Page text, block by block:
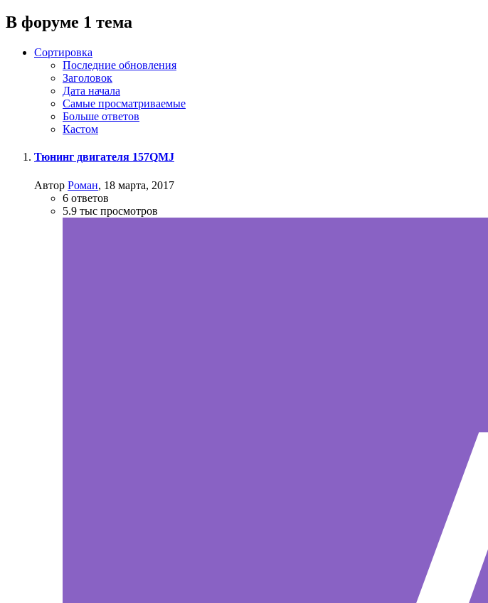
В форуме 1 тема
Сортировка
Последние обновления
Заголовок
Дата начала
Самые просматриваемые
Больше ответов
Кастом
Тюнинг двигателя 157QMJ
Автор Роман, 18 марта, 2017
6 ответов
5.9 тыс просмотров